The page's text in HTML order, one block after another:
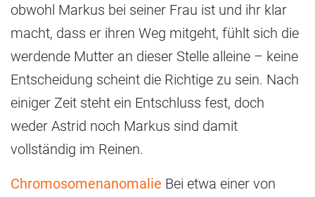
obwohl Markus bei seiner Frau ist und ihr klar
macht, dass er ihren Weg mitgeht, fühlt sich die
werdende Mutter an dieser Stelle alleine – keine
Entscheidung scheint die Richtige zu sein. Nach
einiger Zeit steht ein Entschluss fest, doch
weder Astrid noch Markus sind damit
vollständig im Reinen.
Chromosomenanomalie Bei etwa einer von